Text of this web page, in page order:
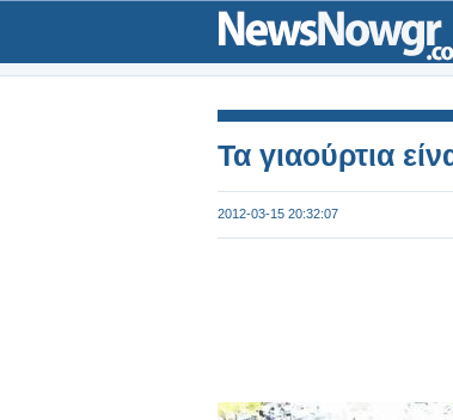
Τα γιαούρτια
2012-03-15 20:32:07